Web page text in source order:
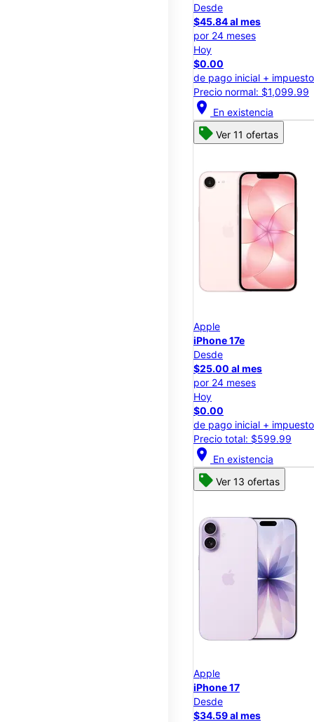
Desde
$45.84 al mes
por 24 meses
Hoy
$0.00
de pago inicial +
Precio normal: $1,099.99
location_on En existencia
Ver 11 ofertas
Apple
iPhone 17e
Desde
$25.00 al mes
por 24 meses
Hoy
$0.00
de pago inicial +
Precio total: $599.99
location_on En existencia
Ver 13 ofertas
Apple
iPhone 17
Desde
$34.59 al mes